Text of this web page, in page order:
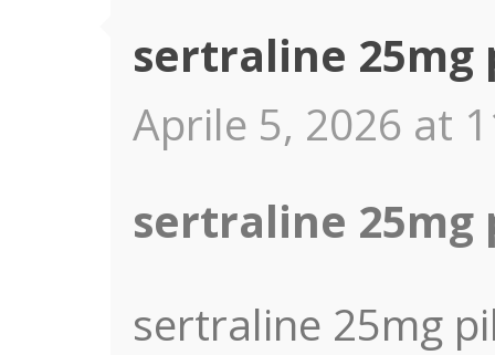
sertraline 25mg
Aprile 5, 2026 at
sertraline 25mg
sertraline 25mg